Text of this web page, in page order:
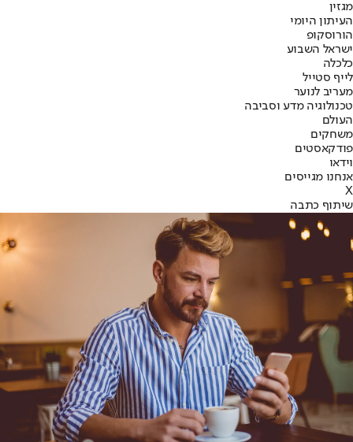
מגזין
העיתון היומי
הורוסקופ
ישראל השבוע
כלכלה
לייף סטייל
מעריב לנוער
טכנולוגיה מדע וסביבה
העולם
משחקים
פודקאסטים
וידאו
אנחנו מגייסים
X
שיתוף כתבה